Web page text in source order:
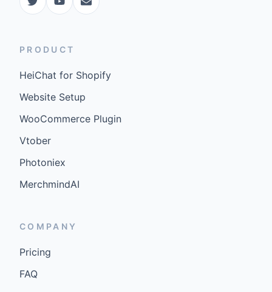
PRODUCT
HeiChat for Shopify
Website Setup
WooCommerce Plugin
Vtober
Photoniex
MerchmindAI
COMPANY
Pricing
FAQ